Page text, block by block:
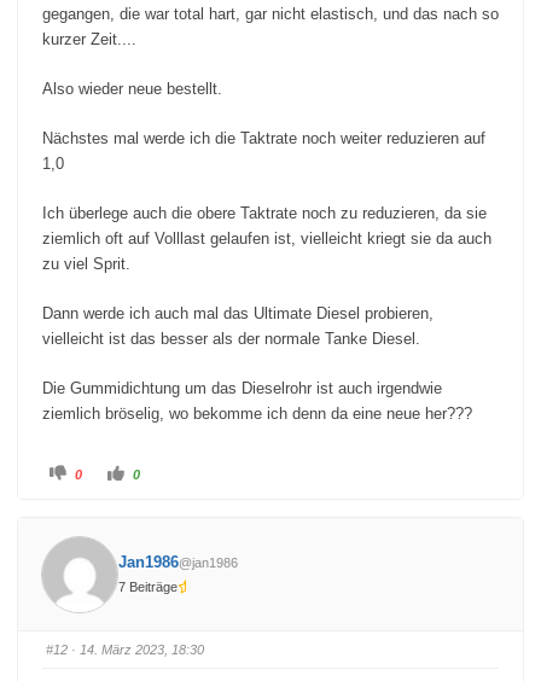
gegangen, die war total hart, gar nicht elastisch, und das nach so
kurzer Zeit....
Also wieder neue bestellt.
Nächstes mal werde ich die Taktrate noch weiter reduzieren auf
1,0
Ich überlege auch die obere Taktrate noch zu reduzieren, da sie
ziemlich oft auf Volllast gelaufen ist, vielleicht kriegt sie da auch
zu viel Sprit.
Dann werde ich auch mal das Ultimate Diesel probieren,
vielleicht ist das besser als der normale Tanke Diesel.
Die Gummidichtung um das Dieselrohr ist auch irgendwie
ziemlich bröselig, wo bekomme ich denn da eine neue her???
A
c
e
f
r
a
u
0
A
e
f
u
0
Jan1986@jan1986
7 Beiträge
#12 · 14. März 2023, 18:30